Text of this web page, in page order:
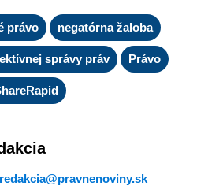
právo negatórna žaloba
správy práv Právo